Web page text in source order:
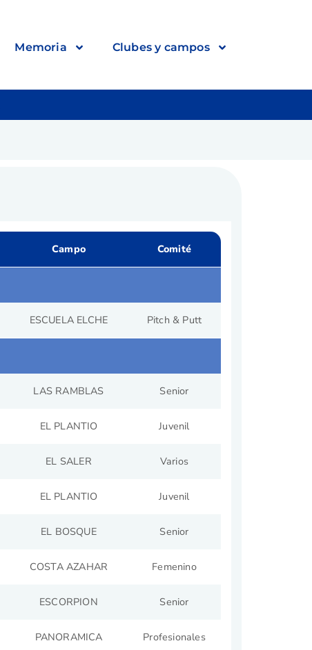
Memoria Clubes y campos
Campo Comité
ESCUELA ELCHE Pitch & Putt
LAS RAMBLAS Senior
EL PLANTIO Juvenil
EL SALER Varios
EL PLANTIO Juvenil
EL BOSQUE Senior
COSTA AZAHAR Femenino
ESCORPION Senior
PANORAMICA Profesionales